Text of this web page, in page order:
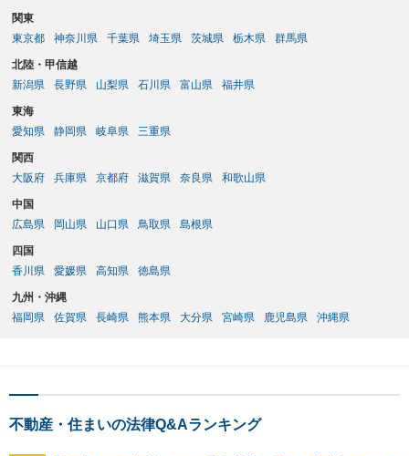
関東
東京都
神奈川県 千葉県 埼玉県 茨城県 栃木県 群馬県
北陸・甲信越
新潟県
長野県 山梨県 石川県 富山県 福井県
東海
愛知県
静岡県 岐阜県 三重県
関西
大阪府
兵庫県 京都府 滋賀県 奈良県 和歌山県
中国
広島県
岡山県 山口県 鳥取県 島根県
四国
香川県
愛媛県 高知県 徳島県
九州・沖縄
福岡県
佐賀県 長崎県 熊本県 大分県 宮崎県 鹿児島県 沖縄県
不動産・住まいの法律Q&Aランキング